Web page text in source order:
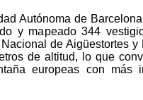
Autónoma de
y mapeado 344
de Aigüestortes y
de altitud, lo que
europeas con más